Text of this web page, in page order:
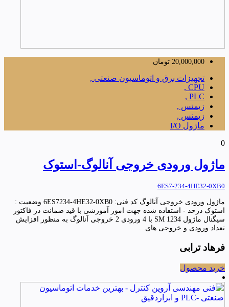
20,000,000 تومان
تجهیزات برق و اتوماسیون صنعتی ,
CPU ,
PLC ,
زیمنس ,
زیمنس ,
ماژول I/O
0
ماژول ورودی خروجی آنالوگ-استوک
6ES7-234-4HE32-0XB0
ماژول ورودی خروجی آنالوگ کد فنی: 6ES7234-4HE32-0XB0 وضعیت :
استوک درحد - استفاده شده جهت امور آموزشی با قید ضمانت در فاکتور
سیگنال ماژول SM 1234 با 4 ورودی 2 خروجی آنالوگ به منظور افزایش
تعداد ورودی و خروجی های...
فرهاد ترابی
خرید محصول